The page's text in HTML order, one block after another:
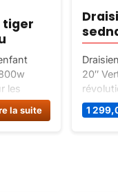
sx
la
des
au panier
sur
pour